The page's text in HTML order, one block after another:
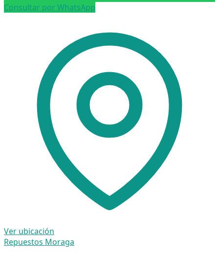
Consultar por WhatsApp
Ver ubicación
Repuestos Moraga